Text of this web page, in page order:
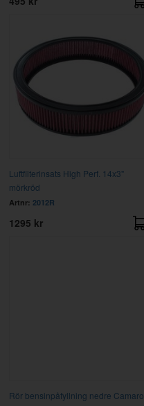
Luftfilterinsats High Perf. 14x3"
mörkröd
Artnr: 2012R
1295 kr
Rör bensinpåfyllning nedre Camaro